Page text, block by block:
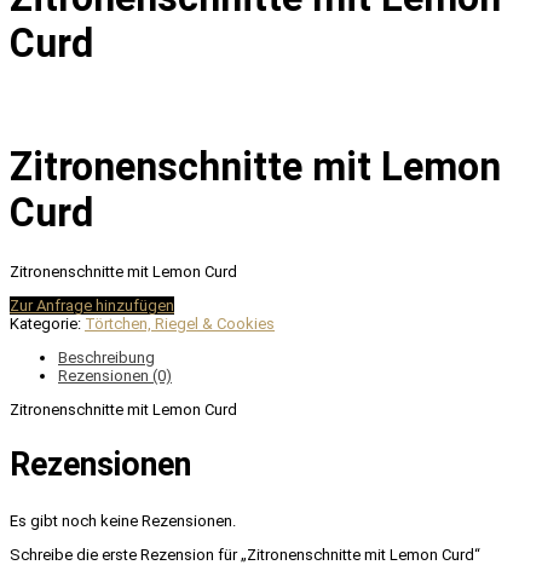
Curd
Zitronenschnitte mit Lemon
Curd
Zitronenschnitte mit Lemon Curd
Zur Anfrage hinzufügen
Kategorie: Törtchen, Riegel & Cookies
Beschreibung
Rezensionen (0)
Zitronenschnitte mit Lemon Curd
Rezensionen
Es gibt noch keine Rezensionen.
Schreibe die erste Rezension für „Zitronenschnitte mit Lemon Curd“